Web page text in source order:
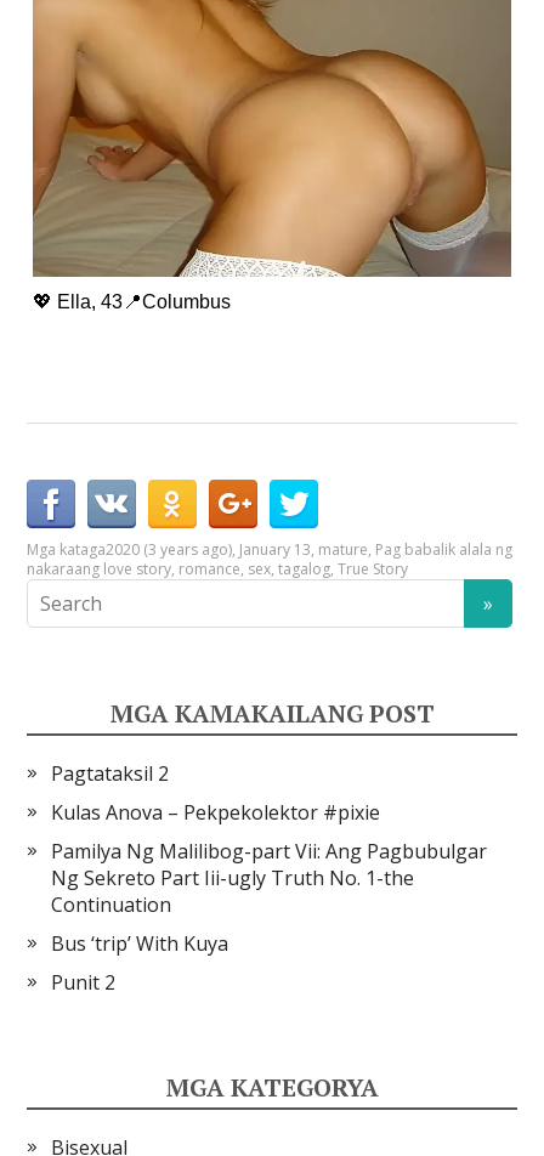
💖 Ella, 43📍Columbus
Mga kataga2020 (3 years ago), January 13, mature, Pag babalik alala ng
nakaraang love story, romance, sex,tagalog,True Story
MGA KAMAKAILANG POST
Pagtataksil 2
Kulas Anova – Pekpekolektor #pixie
Pamilya Ng Malilibog-part Vii: Ang Pagbubulgar
Ng Sekreto Part Iii-ugly Truth No. 1-the
Continuation
Bus ‘trip’ With Kuya
Punit 2
MGA KATEGORYA
Bisexual